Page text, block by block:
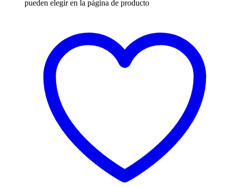
pueden elegir en la página de producto